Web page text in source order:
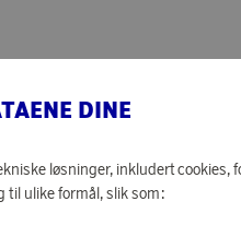
DINE
løsninger, inkludert cookies,
til ulike formål, slik som: